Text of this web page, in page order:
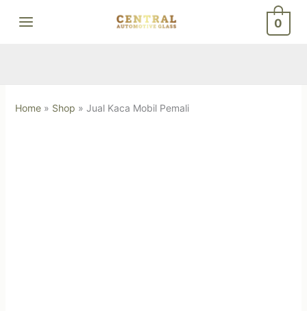
0
Home» Shop » Jual Kaca Mobil Pemali